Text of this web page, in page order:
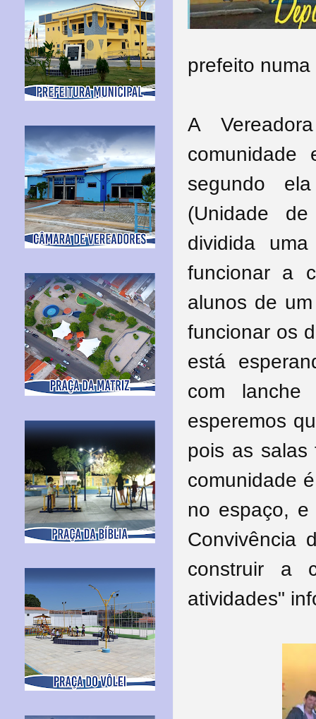
prefeito
A
segundo
(Unidade
dividida
funcionar a
alunos de
funcionar os
está
com
esperemos
pois as salas
comunidade
no espaço,
Convivência
construir a
atividades"